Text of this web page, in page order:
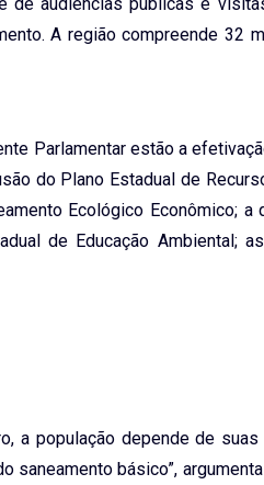
A região compreende 32
Parlamentar estão a
do Plano Estadual de
Ecológico Econômico; a
de Educação Ambiental;
a população depende de
básico”,